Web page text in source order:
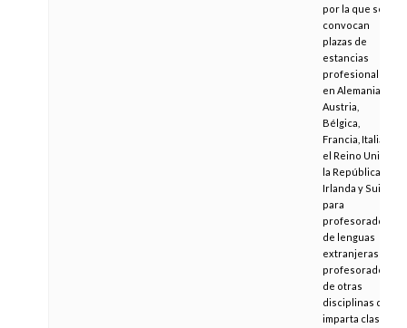
por la que se
convocan
plazas de
estancias
profesionales
en Alemania,
Austria,
Bélgica,
Francia, Italia,
el Reino Unido,
la República de
Irlanda y Suiza,
para
profesorado
de lenguas
extranjeras o
profesorado
de otras
disciplinas que
imparta clase